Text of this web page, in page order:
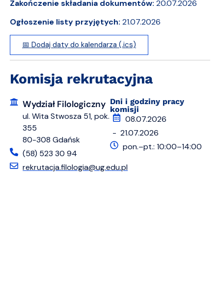
Zakończenie składania dokumentów: 20.07.2026
Ogłoszenie listy przyjętych: 21.07.2026
📅 Dodaj daty do kalendarza (.ics)
Komisja rekrutacyjna
Wydział Filologiczny
ul. Wita Stwosza 51, pok.
355
80-308 Gdańsk
(58) 523 30 94
rekrutacja.filologia@ug.edu.pl
Dni i godziny pracy
komisji
08.07.2026
- 21.07.2026
pon.–pt.: 10:00–14:00